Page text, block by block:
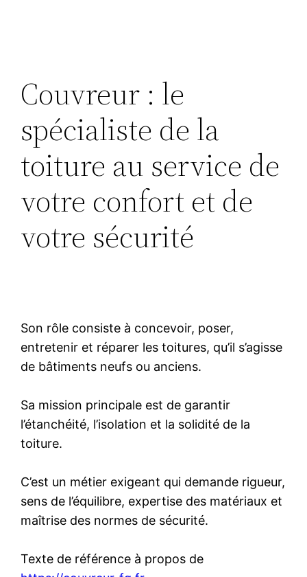
Couvreur : le
spécialiste de la
toiture au service de
votre confort et de
votre sécurité
Son rôle consiste à concevoir, poser,
entretenir et réparer les toitures, qu’il s’agisse
de bâtiments neufs ou anciens.
Sa mission principale est de garantir
l’étanchéité, l’isolation et la solidité de la
toiture.
C’est un métier exigeant qui demande rigueur,
sens de l’équilibre, expertise des matériaux et
maîtrise des normes de sécurité.
Texte de référence à propos de